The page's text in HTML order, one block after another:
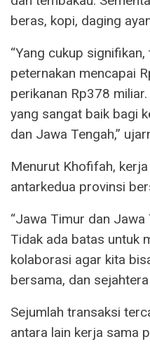
beras, kopi, daging
“Yang cukup
peternakan mencapai
perikanan Rp378
yang sangat baik bagi
dan Jawa Tengah,”
Menurut Khofifah,
antarkedua provinsi
“Jawa Timur dan
Tidak ada batas untuk
kolaborasi agar kita
bersama, dan
Sejumlah transaksi
antara lain kerja sama